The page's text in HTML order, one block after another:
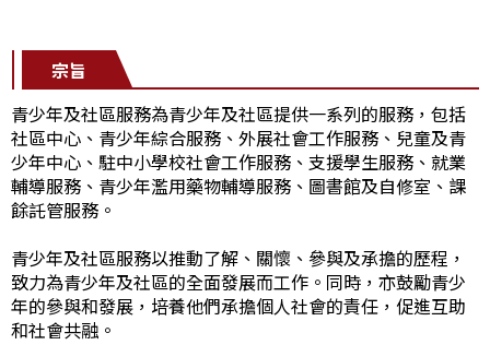
宗旨
青少年及社區服務為青少年及社區提供一系列的服務，包括
社區中心、青少年綜合服務、外展社會工作服務、兒童及青
少年中心、駐中小學校社會工作服務、支援學生服務、就業
輔導服務、青少年濫用藥物輔導服務、圖書館及自修室、課
餘託管服務。
青少年及社區服務以推動了解、關懷、參與及承擔的歷程，
致力為青少年及社區的全面發展而工作。同時，亦鼓勵青少
年的參與和發展，培養他們承擔個人社會的責任，促進互助
和社會共融。